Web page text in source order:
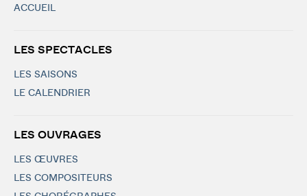
ACCUEIL
LES SPECTACLES
LES SAISONS
LE CALENDRIER
LES OUVRAGES
LES ŒUVRES
LES COMPOSITEURS